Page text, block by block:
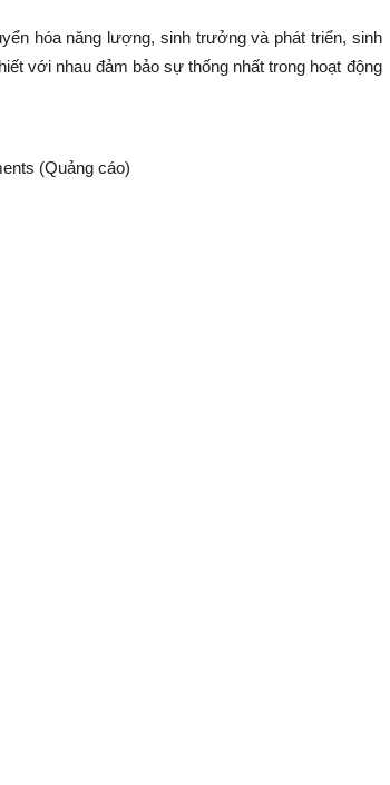
hóa năng lượng, sinh trưởng và phát triển, sinh
với nhau đảm bảo sự thống nhất trong hoạt động
(Quảng cáo)